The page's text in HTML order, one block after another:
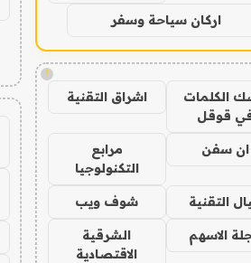
اركان سياحة وسفر
!
الكلمات
قوقل
اشراق التقنية
ان سفن
مرابع
التكنولوجيا
التقنية شوف ويب
الاسهم
الشرقية
الاقتصادية